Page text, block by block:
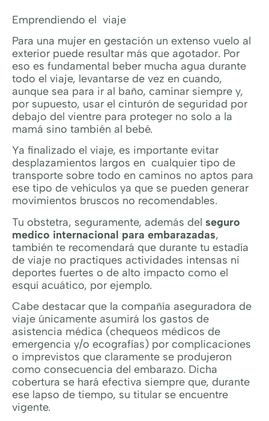
Emprendiendo el viaje
Para una mujer en gestación un extenso vuelo al
exterior puede resultar más que agotador. Por
eso es fundamental beber mucha agua durante
todo el viaje, levantarse de vez en cuando,
aunque sea para ir al baño, caminar siempre y,
por supuesto, usar el cinturón de seguridad por
debajo del vientre para proteger no solo a la
mamá sino también al bebé.
Ya finalizado el viaje, es importante evitar
desplazamientos largos en cualquier tipo de
transporte sobre todo en caminos no aptos para
ese tipo de vehículos ya que se pueden generar
movimientos bruscos no recomendables.
Tu obstetra, seguramente, además del seguro
medico internacional para embarazadas,
también te recomendará que durante tu estadía
de viaje no practiques actividades intensas ni
deportes fuertes o de alto impacto como el
esquí acuático, por ejemplo.
Cabe destacar que la compañía aseguradora de
viaje únicamente asumirá los gastos de
asistencia médica (chequeos médicos de
emergencia y/o ecografías) por complicaciones
o imprevistos que claramente se produjeron
como consecuencia del embarazo. Dicha
cobertura se hará efectiva siempre que, durante
ese lapso de tiempo, su titular se encuentre
vigente.